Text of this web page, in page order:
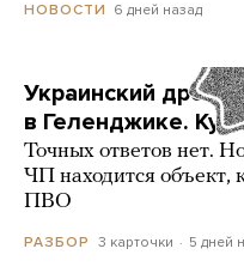
НОВОСТИ 6 дней назад
Украинский дрон
в Геленджике.
Точных ответов нет.
ЧП находится объект,
ПВО
РАЗБОР 3 карточки 5 дней